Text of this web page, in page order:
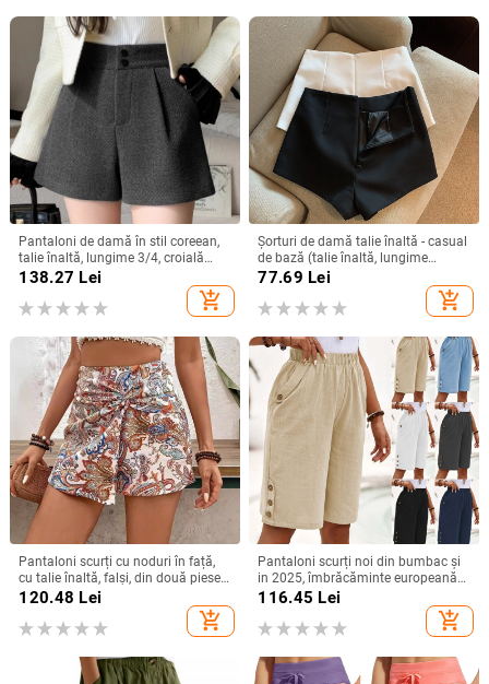
Pantaloni de damă în stil coreean,
talie înaltă, lungime 3/4, croială
dreaptă, poliester (95%+), textură
pluș groasă, microelasticitate,
nasturi
138.27 Lei
add_shopping_cart
Șorturi de damă talie înaltă - casual
de bază (talie înaltă, lungime
scurtă, poliester 90–95%, micro-
77.69 Lei
add_shopping_cart
Pantaloni scurți cu noduri în față,
cu talie înaltă, falși, din două piese,
pentru primăvară și vară,
Aliexpress
120.48 Lei
add_shopping_cart
Pantaloni scurți noi din bumbac și
in 2025, îmbrăcăminte europeană
și americană transfrontalieră,
pantaloni casual de culoare solidă,
pantaloni drepți pentru uz casnic
116.45 Lei
add_shopping_cart